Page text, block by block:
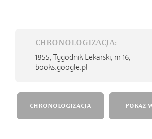
CHRONOLOGIZACJA:
1855, Tygodnik Lekarski, nr 16,
books.google.pl
CHRONOLOGIZACJA POKAŻ